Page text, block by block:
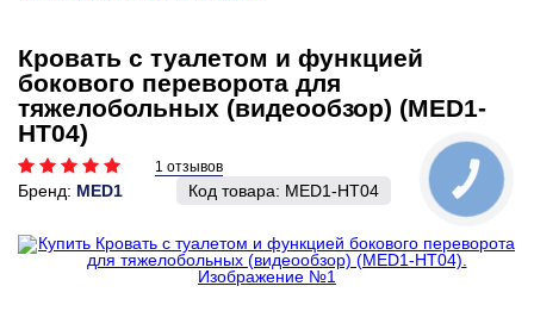
Кровать с туалетом и функцией
бокового переворота для
тяжелобольных (видеообзор) (MED1-
HТ04)
1 отзывов
Бренд: MED1 Код товара: MED1-HТ04
КНОПКА
СВЯЗИ